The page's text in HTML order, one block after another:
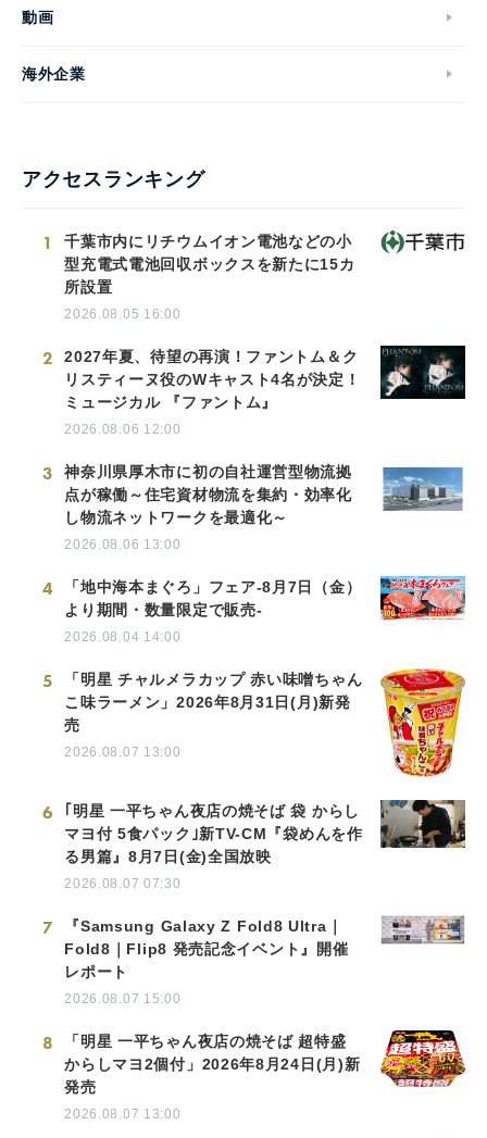
動画
海外企業
アクセスランキング
1
千葉市内にリチウムイオン電池などの小
型充電式電池回収ボックスを新たに15カ
所設置
2026.08.05 16:00
2
2027年夏、待望の再演！ファントム＆ク
リスティーヌ役のWキャスト4名が決定！
ミュージカル 『ファントム』
2026.08.06 12:00
3
神奈川県厚木市に初の自社運営型物流拠
点が稼働～住宅資材物流を集約・効率化
し物流ネットワークを最適化～
2026.08.06 13:00
4
「地中海本まぐろ」フェア-8月7日（金）
より期間・数量限定で販売-
2026.08.04 14:00
5
「明星 チャルメラカップ 赤い味噌ちゃん
こ味ラーメン」2026年8月31日(月)新発
売
2026.08.07 13:00
6
｢明星 一平ちゃん夜店の焼そば 袋 からし
マヨ付 5食パック｣新TV-CM『袋めんを作
る男篇』8月7日(金)全国放映
2026.08.07 07:30
7
『Samsung Galaxy Z Fold8 Ultra｜
Fold8｜Flip8 発売記念イベント』開催
レポート
2026.08.07 15:00
8
「明星 一平ちゃん夜店の焼そば 超特盛
からしマヨ2個付」2026年8月24日(月)新
発売
2026.08.07 13:00